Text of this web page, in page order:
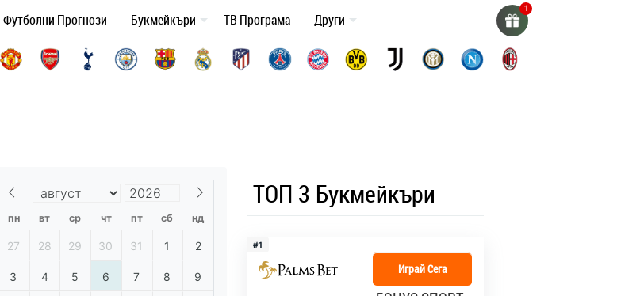
Футболни Прогнози Букмейкъри ТВ Програма Други
пн вт ср чт пт сб нд
27 28 29 30 31 1 2
3 4 5 6 7 8 9
ТОП 3 Букмейкъри
#1
Играй Сега